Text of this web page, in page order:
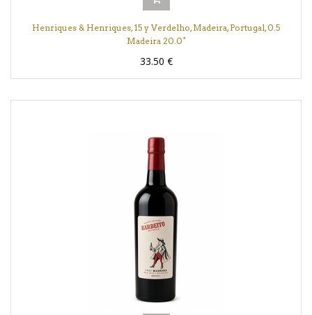
Henriques & Henriques, 15 y Verdelho, Madeira, Portugal, 0.5
Madeira 20.0°
33.50 €